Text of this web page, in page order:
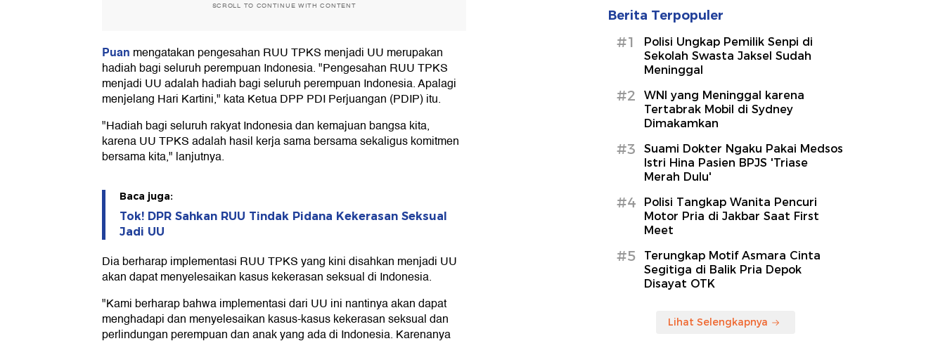
SCROLL TO CONTINUE WITH CONTENT
Puan mengatakan pengesahan RUU TPKS menjadi UU merupakan
hadiah bagi seluruh perempuan Indonesia. "Pengesahan RUU TPKS
menjadi UU adalah hadiah bagi seluruh perempuan Indonesia. Apalagi
menjelang Hari Kartini," kata Ketua DPP PDI Perjuangan (PDIP) itu.
"Hadiah bagi seluruh rakyat Indonesia dan kemajuan bangsa kita,
karena UU TPKS adalah hasil kerja sama bersama sekaligus komitmen
bersama kita," lanjutnya.
Baca juga:
Tok! DPR Sahkan RUU Tindak Pidana Kekerasan Seksual
Jadi UU
Dia berharap implementasi RUU TPKS yang kini disahkan menjadi UU
akan dapat menyelesaikan kasus kekerasan seksual di Indonesia.
"Kami berharap bahwa implementasi dari UU ini nantinya akan dapat
menghadapi dan menyelesaikan kasus-kasus kekerasan seksual dan
perlindungan perempuan dan anak yang ada di Indonesia. Karenanya
Berita Terpopuler
#1
Polisi Ungkap Pemilik Senpi di
Sekolah Swasta Jaksel Sudah
Meninggal
#2
WNI yang Meninggal karena
Tertabrak Mobil di Sydney
Dimakamkan
#3
Suami Dokter Ngaku Pakai Medsos
Istri Hina Pasien BPJS 'Triase
Merah Dulu'
#4
Polisi Tangkap Wanita Pencuri
Motor Pria di Jakbar Saat First
Meet
#5
Terungkap Motif Asmara Cinta
Segitiga di Balik Pria Depok
Disayat OTK
Lihat Selengkapnya